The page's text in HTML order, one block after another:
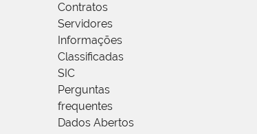
Contratos
Servidores
Informações
Classificadas
SIC
Perguntas
frequentes
Dados Abertos